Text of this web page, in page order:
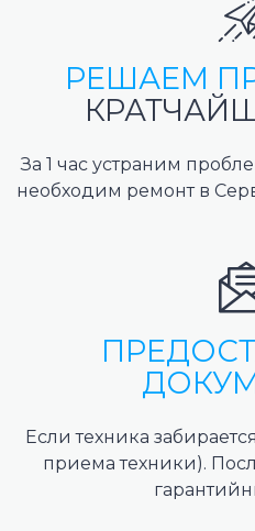
РЕШАЕМ
За 1 час устраним
необходим ремонт в
Если техника
приема техники).